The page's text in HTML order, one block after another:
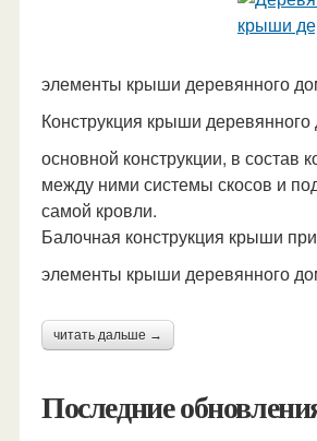
элементы крыши деревянного
Конструкция крыши
основной конструкции, в
между ними системы скосов и
самой кровли.
Балочная конструкция крыши
элементы крыши деревянного
читать дальше →
Последние